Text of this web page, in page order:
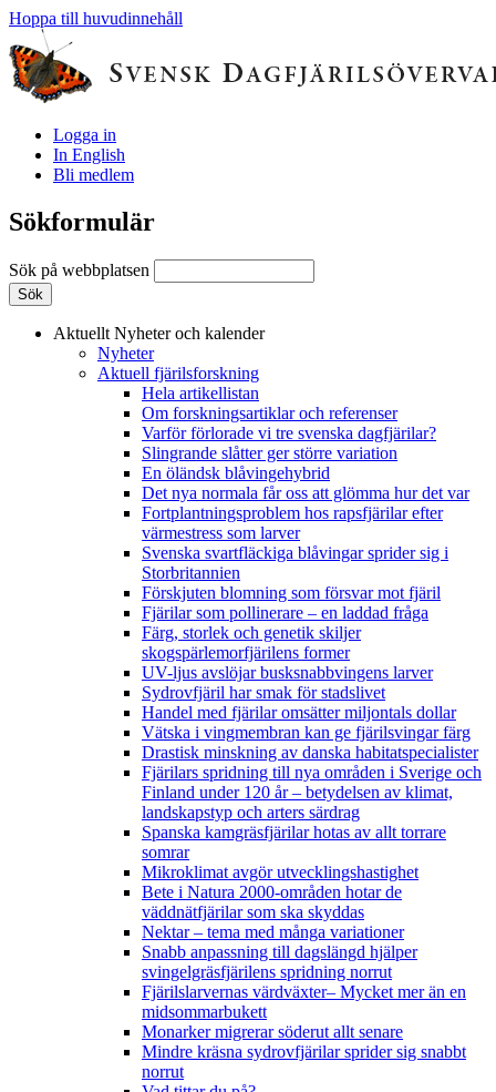
Hoppa till huvudinnehåll
Logga in
In English
Bli medlem
Sökformulär
Sök på webbplatsen
Aktuellt Nyheter och kalender
Nyheter
Aktuell fjärilsforskning
Hela artikellistan
Om forskningsartiklar och referenser
Varför förlorade vi tre svenska dagfjärilar?
Slingrande slåtter ger större variation
En öländsk blåvingehybrid
Det nya normala får oss att glömma hur det var
Fortplantningsproblem hos rapsfjärilar efter
värmestress som larver
Svenska svartfläckiga blåvingar sprider sig i
Storbritannien
Förskjuten blomning som försvar mot fjäril
Fjärilar som pollinerare – en laddad fråga
Färg, storlek och genetik skiljer
skogspärlemorfjärilens former
UV-ljus avslöjar busksnabbvingens larver
Sydrovfjäril har smak för stadslivet
Handel med fjärilar omsätter miljontals dollar
Vätska i vingmembran kan ge fjärilsvingar färg
Drastisk minskning av danska habitatspecialister
Fjärilars spridning till nya områden i Sverige och
Finland under 120 år– betydelsen av klimat,
landskapstyp och arters särdrag
Spanska kamgräsfjärilar hotas av allt torrare
somrar
Mikroklimat avgör utvecklingshastighet
Bete i Natura 2000-områden hotar de
väddnätfjärilar som ska skyddas
Nektar – tema med många variationer
Snabb anpassning till dagslängd hjälper
svingelgräsfjärilens spridning norrut
Fjärilslarvernas värdväxter– Mycket mer än en
midsommarbukett
Monarker migrerar söderut allt senare
Mindre kräsna sydrovfjärilar sprider sig snabbt
norrut